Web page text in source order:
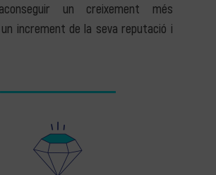
un creixement més
increment de la seva reputació i